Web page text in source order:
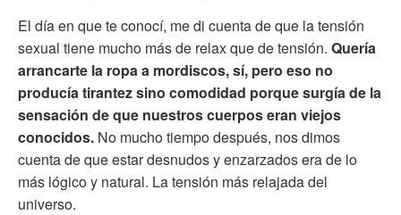
El día en que te conocí, me di cuenta de que la tensión
sexual tiene mucho más de relax que de tensión. Quería
arrancarte la ropa a mordiscos, sí, pero eso no
producía tirantez sino comodidad porque surgía de la
sensación de que nuestros cuerpos eran viejos
conocidos. No mucho tiempo después, nos dimos
cuenta de que estar desnudos y enzarzados era de lo
más lógico y natural. La tensión más relajada del
universo.